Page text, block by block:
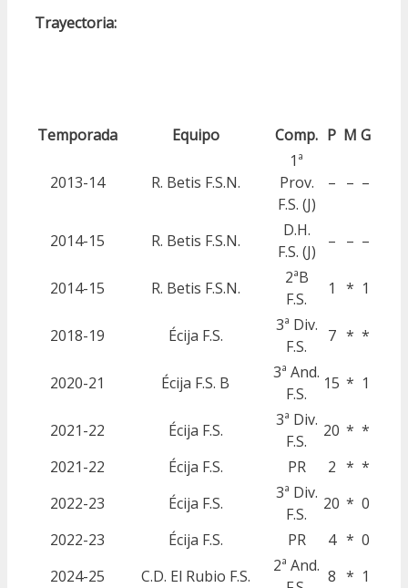
Trayectoria:
Temporada Equipo Comp. P M G
2013-14 R. Betis F.S.N.
1ª
Prov.
F.S. (J)
– – –
2014-15 R. Betis F.S.N.
D.H.
F.S. (J)
– – –
2014-15 R. Betis F.S.N.
2ªB
F.S.
1 * 1
2018-19 Écija F.S.
3ª Div.
F.S.
7 * *
2020-21 Écija F.S. B
3ª And.
F.S.
15 * 1
2021-22 Écija F.S.
3ª Div.
F.S.
20 * *
2021-22
Écija F.S. PR 2 * *
2022-23
Écija F.S.
3ª Div.
F.S.
20 * 0
2022-23
Écija F.S. PR 4 * 0
2024-25
C.D. El Rubio F.S.
2ª And.
8 * 1